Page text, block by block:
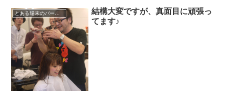
とある場末のパーマ屋
結構大変ですが、真面目に頑張っ
てます♪